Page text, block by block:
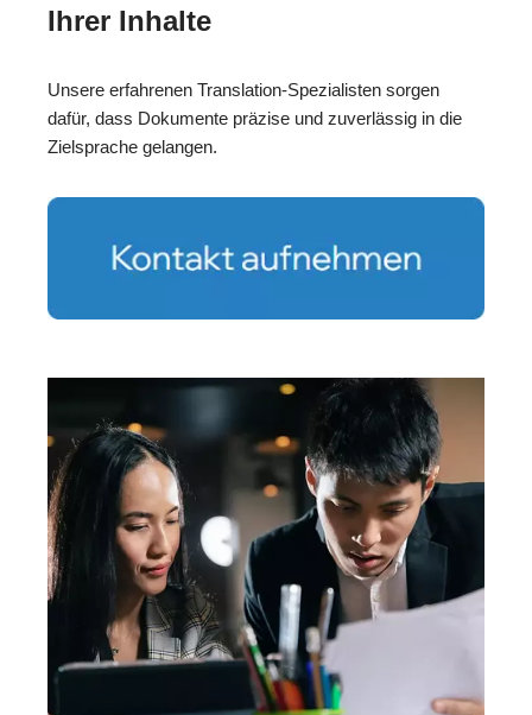
Ihrer Inhalte
Unsere erfahrenen Translation-Spezialisten sorgen
dafür, dass Dokumente präzise und zuverlässig in die
Zielsprache gelangen.